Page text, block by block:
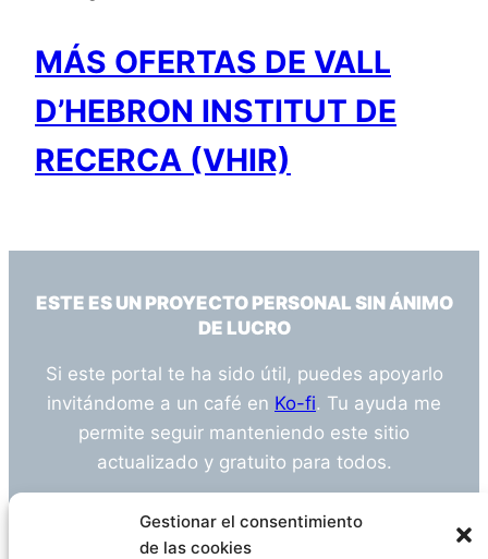
Gestionar el consentimiento
de las cookies
MÁS OFERTAS DE VALL
D’HEBRON INSTITUT DE
RECERCA (VHIR)
ESTE ES UN PROYECTO PERSONAL SIN ÁNIMO
DE LUCRO
Si este portal te ha sido útil, puedes apoyarlo
invitándome a un café en Ko-fi. Tu ayuda me
permite seguir manteniendo este sitio
actualizado y gratuito para todos.
¿Tienes alguna duda o sugerencia? Escríbeme
info@empleosanitarioinvestigacion.es